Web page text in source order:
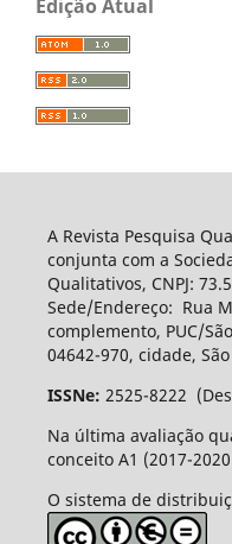
Edição Atual
A Revista Pesquisa
conjunta com a
Qualitativos, CNPJ:
Sede/Endereço: Rua
complemento, PUC/
04642-970, cidade, São
ISSNe: 2525-8222
Na última avaliação
conceito A1 (2017-
O sistema de